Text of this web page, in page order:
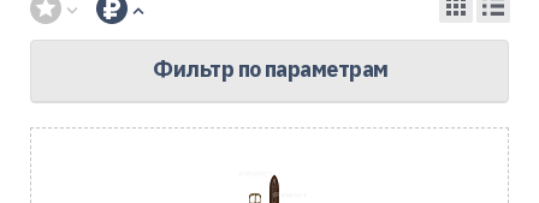
Фильтр по параметрам